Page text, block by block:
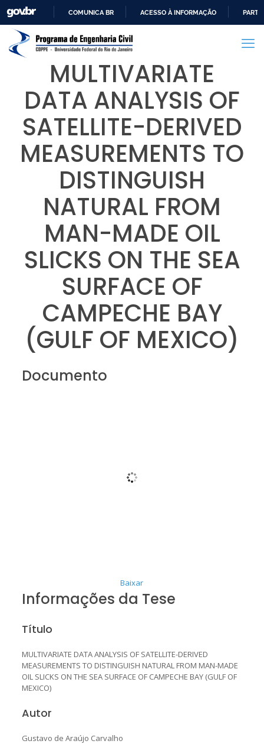
PARA
CONTEÚDO
COMUNICA BR ACESSO À INFORMAÇÃO
MULTIVARIATE
DATA ANALYSIS OF
SATELLITE-DERIVED
MEASUREMENTS TO
DISTINGUISH
NATURAL FROM
MAN-MADE OIL
SLICKS ON THE SEA
SURFACE OF
CAMPECHE BAY
(GULF OF MEXICO)
Documento
Baixar
Informações da Tese
Título
MULTIVARIATE DATA ANALYSIS OF SATELLITE-DERIVED
MEASUREMENTS TO DISTINGUISH NATURAL FROM MAN-MADE
OIL SLICKS ON THE SEA SURFACE OF CAMPECHE BAY (GULF OF
MEXICO)
Autor
Gustavo de Araújo Carvalho